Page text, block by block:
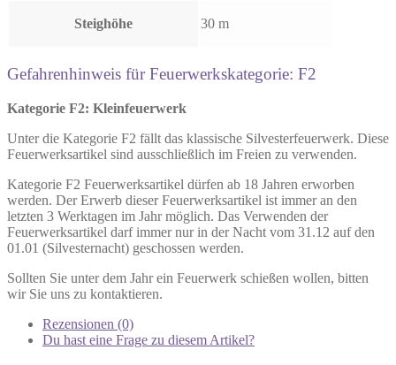
Steighöhe 30 m
Gefahrenhinweis für Feuerwerkskategorie: F2
Kategorie F2: Kleinfeuerwerk
Unter die Kategorie F2 fällt das klassische Silvesterfeuerwerk. Diese
Feuerwerksartikel sind ausschließlich im Freien zu verwenden.
Kategorie F2 Feuerwerksartikel dürfen ab 18 Jahren erworben
werden. Der Erwerb dieser Feuerwerksartikel ist immer an den
letzten 3 Werktagen im Jahr möglich. Das Verwenden der
Feuerwerksartikel darf immer nur in der Nacht vom 31.12 auf den
01.01 (Silvesternacht) geschossen werden.
Sollten Sie unter dem Jahr ein Feuerwerk schießen wollen, bitten
wir Sie uns zu kontaktieren.
Rezensionen (0)
Du hast eine Frage zu diesem Artikel?